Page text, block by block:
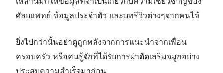
ศัลยแพทย์ ข้อมูลประจำตัว และบทรีวิวต่างๆจากคนไข้
ยิ่งไปกว่านั้นอย่าดูถูกพลังจากการแนะนำจากเพื่อน
ครอบครัว หรือคนรู้จักที่ได้รับการผ่าตัดเสริมจมูกอย่าง
ประสบความสำเร็จมาก่อน